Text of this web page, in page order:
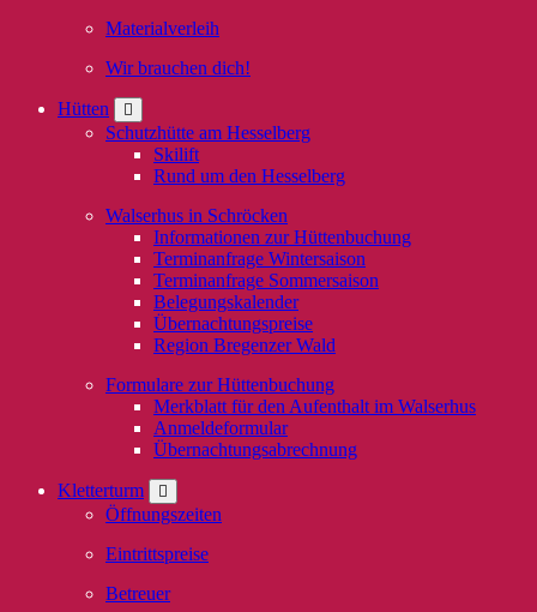
Materialverleih
Wir brauchen dich!
Hütten
Schutzhütte am Hesselberg
Skilift
Rund um den Hesselberg
Walserhus in Schröcken
Informationen zur Hüttenbuchung
Terminanfrage Wintersaison
Terminanfrage Sommersaison
Belegungskalender
Übernachtungspreise
Region Bregenzer Wald
Formulare zur Hüttenbuchung
Merkblatt für den Aufenthalt im Walserhus
Anmeldeformular
Übernachtungsabrechnung
Kletterturm
Öffnungszeiten
Eintrittspreise
Betreuer